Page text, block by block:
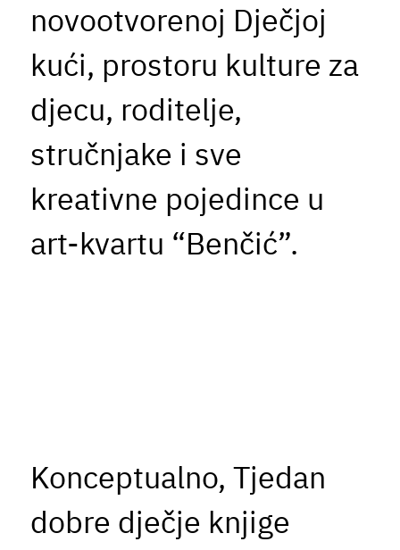
novootvorenoj Dječjoj
kući, prostoru kulture za
djecu, roditelje,
stručnjake i sve
kreativne pojedince u
art-kvartu “Benčić”.
Konceptualno, Tjedan
dobre dječje knjige